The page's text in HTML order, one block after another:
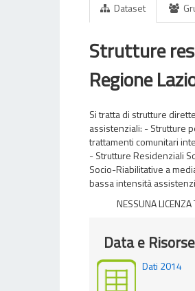
Dataset
Strutture
Regione
Si tratta di strutture
assistenziali: - Strutture
trattamenti comunitari
- Strutture Residenziali
Socio-Riabilitative a
bassa intensità
NESSUNA LICENZA
Data e Risorse
Dati 2014